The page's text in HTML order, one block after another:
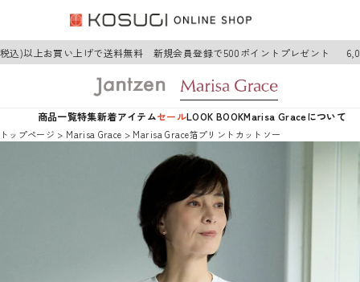
)以上お買い上げで送料無料 新規会員登録で500ポイントプレゼント
商品一覧特集新着アイテムセールLOOK BOOKMarisa Graceについて
トップページ Marisa Grace Marisa Grace箔プリントカットソー